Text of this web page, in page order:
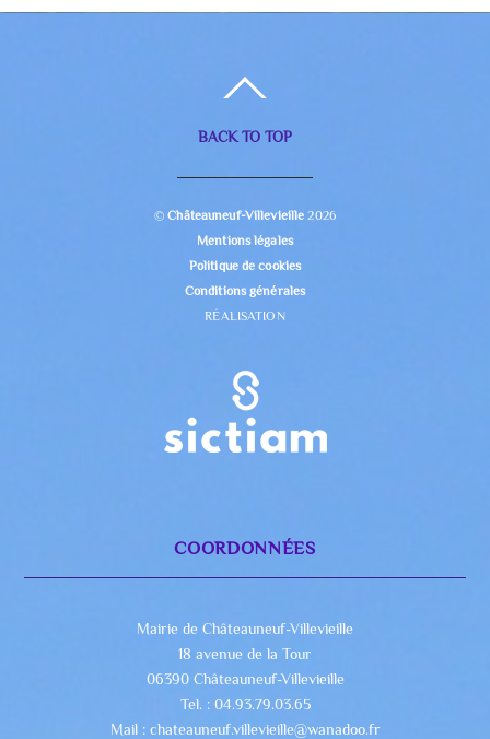
BACK TO TOP
©Châteauneuf-Villevieille 2026
Mentions légales
Politique de cookies
Conditions générales
RÉALISATION
COORDONNÉES
Mairie de Châteauneuf-Villevieille
18 avenue de la Tour
06390 Châteauneuf-Villevieille
Tel. : 04.93.79.03.65
Mail : chateauneuf.villevieille@wanadoo.fr